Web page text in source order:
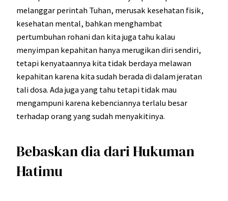
melanggar perintah Tuhan, merusak kesehatan fisik,
kesehatan mental, bahkan menghambat
pertumbuhan rohani dan kita juga tahu kalau
menyimpan kepahitan hanya merugikan diri sendiri,
tetapi kenyataannya kita tidak berdaya melawan
kepahitan karena kita sudah berada di dalam jeratan
tali dosa. Ada juga yang tahu tetapi tidak mau
mengampuni karena kebenciannya terlalu besar
terhadap orang yang sudah menyakitinya.
Bebaskan dia dari Hukuman
Hatimu